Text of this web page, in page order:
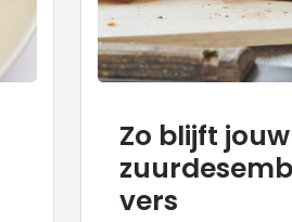
Zo blijft jouw
vers